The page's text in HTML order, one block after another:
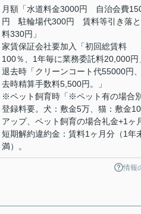
月額「水道料金3000円 自治会費
円 駐輪場代300円 賃料等引き落
料330円」
家賃保証会社要加入「初回総賃料
100％、1年毎に業務委託料20,000円
退去時「クリーンコート代55000円
去時精算手数料5,500円。」
※ペット飼育時「※ペット有の場合
登録料要。犬：敷金5万、猫：敷金
アップ、ペット飼育の場合礼金+1ヶ
短期解約違約金：賃料1ヶ月分（1年
満）。
情報